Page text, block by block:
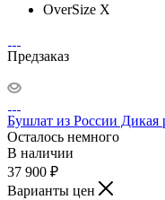
OverSize X
Предзаказ
Бушлат из России Дикая
Осталось немного
В наличии
37 900 ₽
Варианты цен